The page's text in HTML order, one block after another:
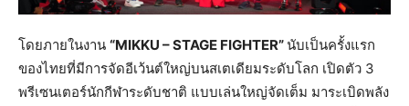
โดยภายในงาน “MIKKU – STAGE FIGHTER”นับเป็นครั้งแรก
ของไทยที่มีการจัดอีเว้นต์ใหญ่บนสเตเดียมระดับโลก เปิดตัว 3
พรีเซนเตอร์นักกีฬาระดับชาติ แบบเล่นใหญ่จัดเต็ม มาระเบิดพลัง